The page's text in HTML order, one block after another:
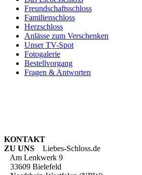
Freundschaftsschloss
Familienschloss
Herzschloss
Anlässe zum Verschenken
Unser TV-Spot
Fotogalerie
Bestellvorgang
Fragen & Antworten
KONTAKT
ZU UNS
Liebes-Schloss.de
Am Lenkwerk 9
33609 Bielefeld